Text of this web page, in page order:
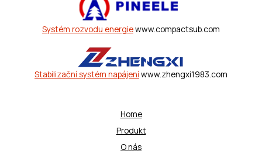
Systém rozvodu energiewww.compactsub.com
Stabilizační systém napájeníwww.zhengxi1983.com
Home
Produkt
O nás